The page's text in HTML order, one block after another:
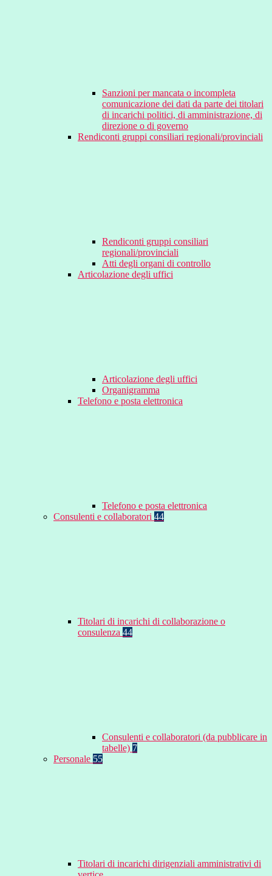
Sanzioni per mancata o incompleta
comunicazione dei dati da parte dei titolari
di incarichi politici, di amministrazione, di
direzione o di governo
Rendiconti gruppi consiliari regionali/provinciali
Rendiconti gruppi consiliari
regionali/provinciali
Atti degli organi di controllo
Articolazione degli uffici
Articolazione degli uffici
Organigramma
Telefono e posta elettronica
Telefono e posta elettronica
Consulenti e collaboratori 44
Titolari di incarichi di collaborazione o
consulenza 44
Consulenti e collaboratori (da pubblicare in
tabelle) 7
Personale 55
Titolari di incarichi dirigenziali amministrativi di